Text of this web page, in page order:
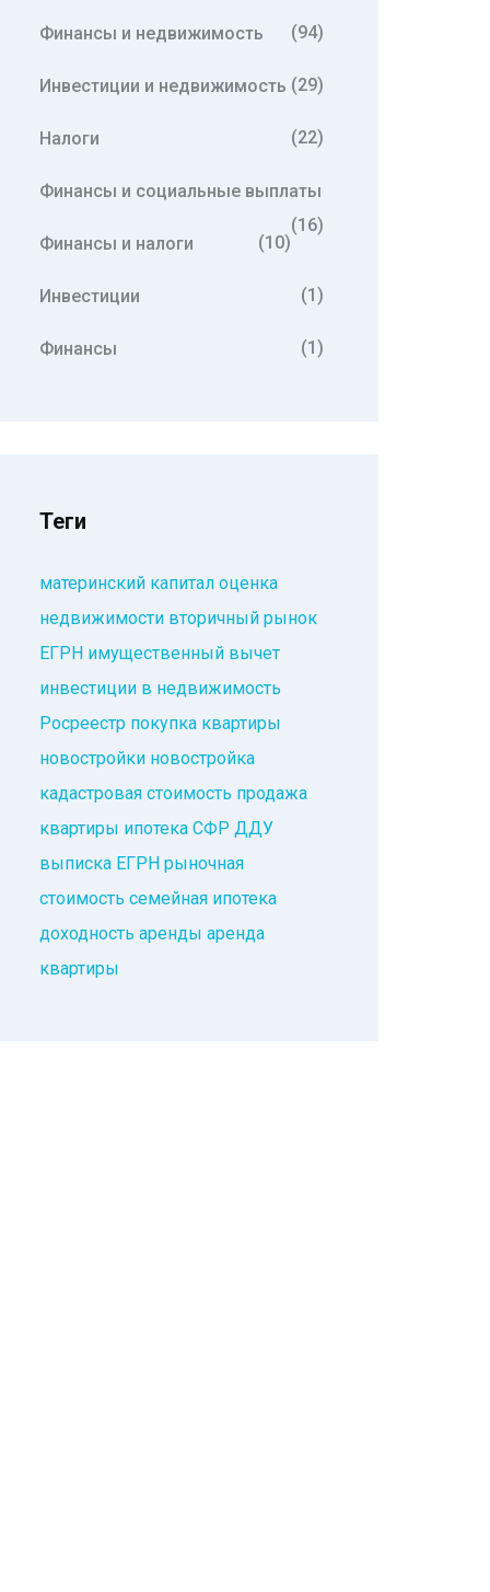
Финансы и недвижимость (94)
Инвестиции и недвижимость (29)
Налоги (22)
Финансы и социальные выплаты
(16)
Финансы и налоги
(10)
Инвестиции (1)
Финансы (1)
Теги
материнский капитал оценка
недвижимости вторичный рынок
ЕГРН имущественный вычет
инвестиции в недвижимость
Росреестр покупка квартиры
новостройки новостройка
кадастровая стоимость продажа
квартиры ипотека СФР ДДУ
выписка ЕГРН рыночная
стоимость семейная ипотека
доходность аренды аренда
квартиры